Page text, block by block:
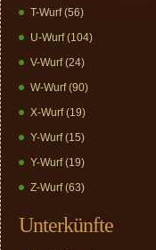
T-Wurf(56)
U-Wurf(104)
V-Wurf(24)
W-Wurf(90)
X-Wurf(19)
Y-Wurf(15)
Y-Wurf(19)
Z-Wurf(63)
Unterkünfte